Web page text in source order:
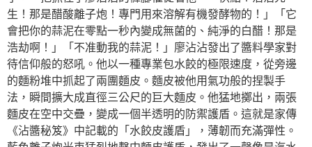
生！那是醋酸離子炮！專門用來溶解有機發酵物的！」「它
會把你的蒜泥在零點一秒內變成無菌的、純淨的白醋！那是
浩劫啊！」「不准動我的蒜泥！」廖沾沾發出了醬料學家對
待信仰般的怒吼。他以一種專業包水餃的極限速度，從旁邊
的麵粉堆中抓起了兩團麵皮。麵皮被他用氣功般的捏製手
法，瞬間擴大成直徑三公尺的巨大麵皮。他猛地擲出，兩張
麵皮在空中交疊，變成一個半透明的防禦護盾。這就是家傳
《沾醬秘笈》中記載的「水餃皮護盾」，薄韌而充滿彈性。